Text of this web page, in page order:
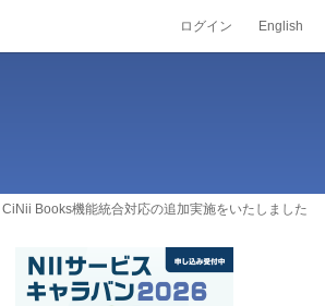
ログイン English
CiNii Books機能統合対応の追加実施をいたしました